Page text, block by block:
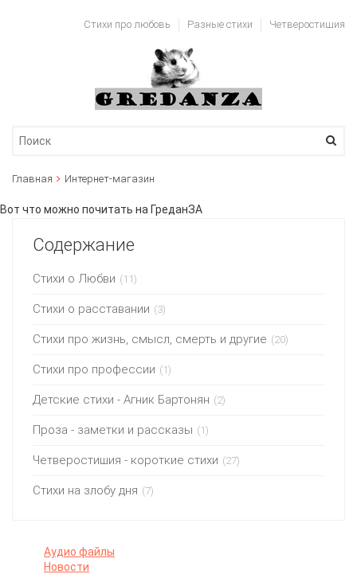
Стихи про любовь Разные стихи Четверостишия
Главная Интернет-магазин
Вот что можно почитать на ГреданЗА
Содержание
Стихи о Любви (11)
Стихи о расставании (3)
Стихи про жизнь, смысл, смерть и другие (20)
Стихи про профессии (1)
Детские стихи - Агник Бартонян (2)
Проза - заметки и рассказы (1)
Четверостишия - короткие стихи (27)
Стихи на злобу дня (7)
Аудио файлы
Новости